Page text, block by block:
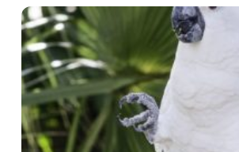
människor över hela världen